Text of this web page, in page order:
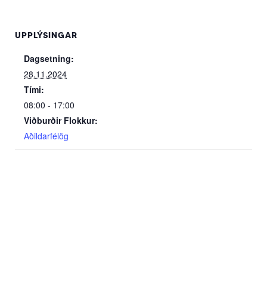
UPPLÝSINGAR
Dagsetning:
28.11.2024
Tími:
08:00 - 17:00
Viðburðir Flokkur:
Aðildarfélög